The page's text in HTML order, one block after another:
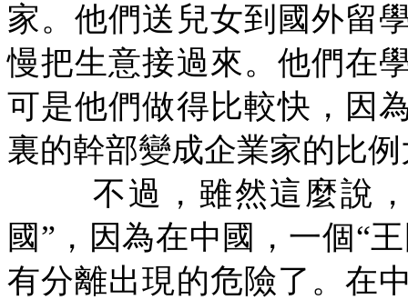
家。他們送兒女到國外留
慢把生意接過來。他們在
可是他們做得比較快，因
裏的幹部變成企業家的比
不過，雖然這麼說
國”，因為在中國，一個“
有分離出現的危險了。在